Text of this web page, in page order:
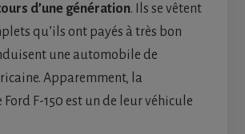
d’une génération. Ils se vêtent
qu’ils ont payés à très bon
une automobile de
Apparemment, la
F-150 est un de leur véhicule